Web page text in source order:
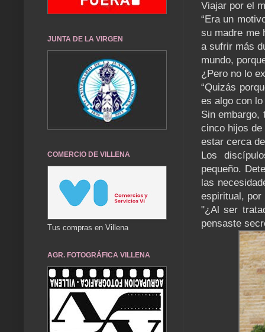
Viajar por el
“Era un
su madre me
a sufrir más
mundo,
¿Pero no lo
“Quizás
es algo con lo
Sin embargo,
cinco hijos
estar cerca
Los
pequeño.
las
espiritual, por
"¿Al ser
pensaste
JUNTA DE LA VIRGEN
COMERCIO DE VILLENA
Tus compras en Villena
AGR. FOTOGRÁFICA VILLENA